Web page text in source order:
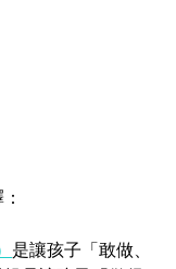
是讓孩子「敢做、